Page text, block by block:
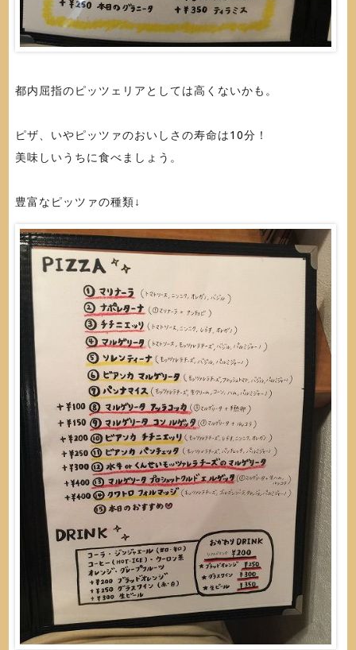
都内屈指のピッツェリアとしては高くないかも。
ピザ、いやピッツァのおいしさの寿命は10分！
美味しいうちに食べましょう。
豊富なピッツァの種類↓